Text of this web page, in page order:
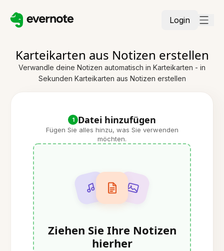
Login
Karteikarten aus Notizen erstellen
Verwandle deine Notizen automatisch in Karteikarten - in
Sekunden Karteikarten aus Notizen erstellen
1 Datei hinzufügen
Fügen Sie alles hinzu, was Sie verwenden
möchten.
Ziehen Sie Ihre Notizen
hierher